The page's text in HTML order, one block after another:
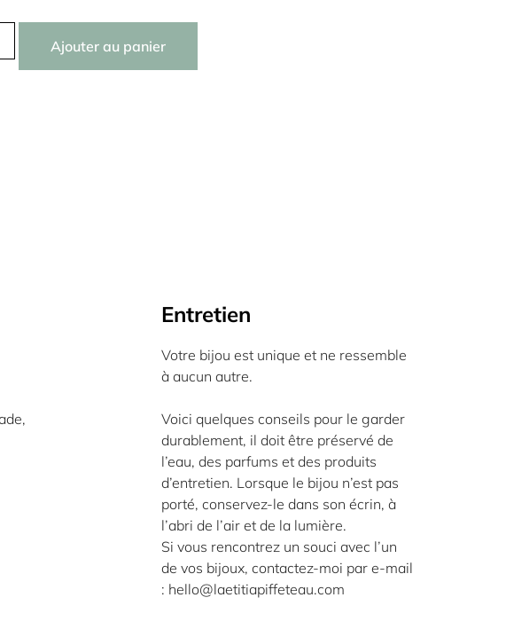
Ajouter au panier
Entretien
Votre bijou est unique et ne ressemble
à aucun autre.
Voici quelques conseils pour le garder
durablement, il doit être préservé de
l’eau, des parfums et des produits
d’entretien. Lorsque le bijou n’est pas
porté, conservez-le dans son écrin, à
l’abri de l’air et de la lumière.
Si vous rencontrez un souci avec l’un
de vos bijoux, contactez-moi par e-mail
: hello@laetitiapiffeteau.com